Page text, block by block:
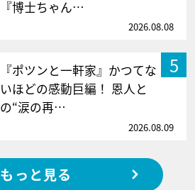
『博士ちゃん…
2026.08.08
5
『ポツンと一軒家』かつてな
いほどの感動巨編！ 恩人と
の“涙の再…
2026.08.09
もっと見る